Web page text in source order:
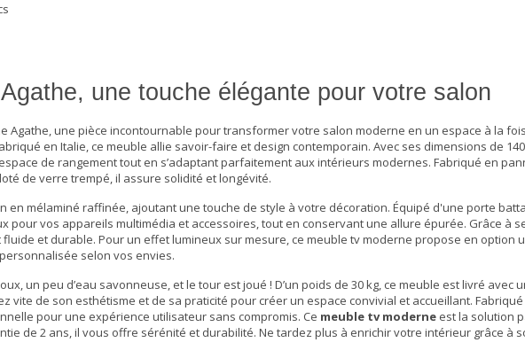
une touche élégante pour votre salon
Agathe, une pièce incontournable pour transformer votre salon moderne en un espace à la
en Italie, ce meuble allie savoir-faire et design contemporain. Avec ses dimensions de 140
de rangement tout en s’adaptant parfaitement aux intérieurs modernes. Fabriqué en
de verre trempé, il assure solidité et longévité.
en mélaminé raffinée, ajoutant une touche de style à votre décoration. Équipé d'une porte
pour vos appareils multimédia et accessoires, tout en conservant une allure épurée. Grâce à
et durable. Pour un effet lumineux sur mesure, ce meuble tv moderne propose en option
selon vos envies.
un peu d’eau savonneuse, et le tour est joué ! D’un poids de 30 kg, ce meuble est livré avec
vite de son esthétisme et de sa praticité pour créer un espace convivial et accueillant.
pour une expérience utilisateur sans compromis. Ce meuble tv moderne est la solution
de 2 ans, il vous offre sérénité et durabilité. Ne tardez plus à enrichir votre intérieur grâce à